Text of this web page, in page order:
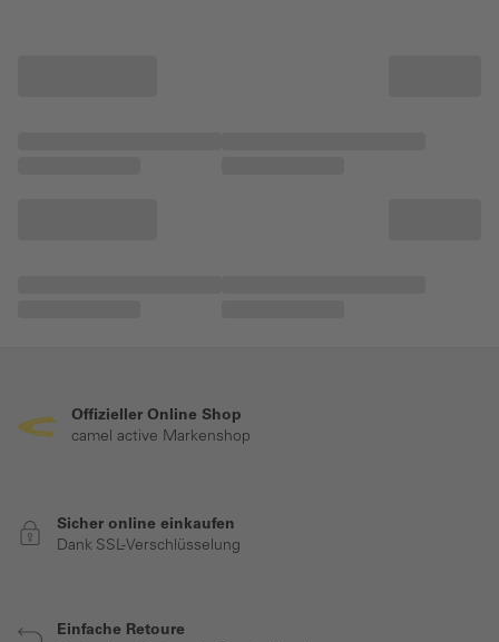
Offizieller Online Shop
camel active Markenshop
Sicher online einkaufen
Dank SSL-Verschlüsselung
Einfache Retoure